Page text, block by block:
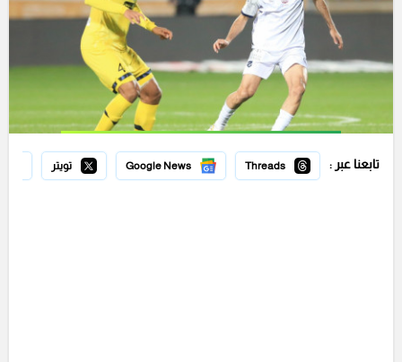
تابعنا عبر : Threads
Google News تويتر